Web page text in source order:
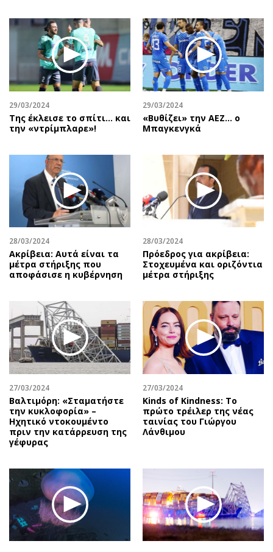
29/03/2024
Της έκλεισε το σπίτι… και
την «ντρίμπλαρε»!
29/03/2024
«Βυθίζει» την ΑΕΖ… ο
Μπαγκενγκά
28/03/2024
Ακρίβεια: Αυτά είναι τα
μέτρα στήριξης που
αποφάσισε η κυβέρνηση
28/03/2024
Πρόεδρος για ακρίβεια:
Στοχευμένα και οριζόντια
μέτρα στήριξης
27/03/2024
Βαλτιμόρη: «Σταματήστε
την κυκλοφορία» –
Ηχητικό ντοκουμέντο
πριν την κατάρρευση της
γέφυρας
27/03/2024
Kinds of Kindness: Το
πρώτο τρέιλερ της νέας
ταινίας του Γιώργου
Λάνθιμου